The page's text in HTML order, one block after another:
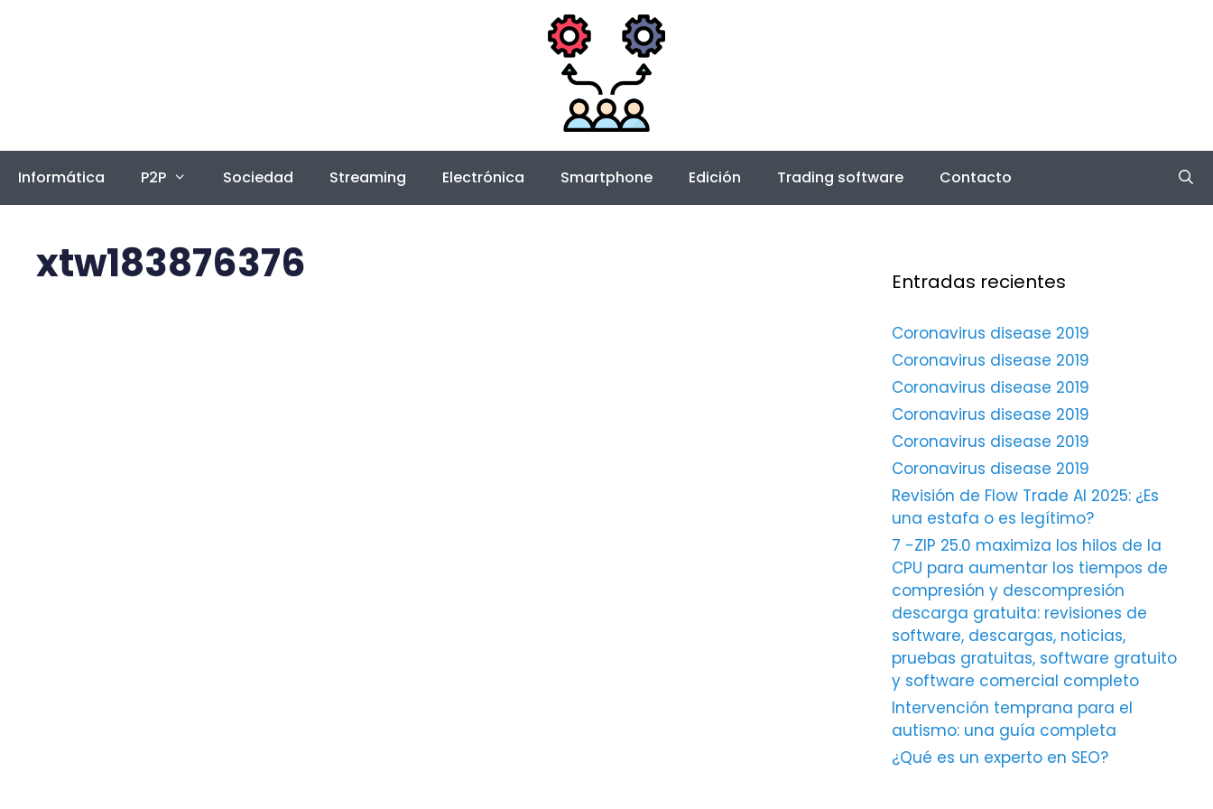
Informática P2P Sociedad Streaming Electrónica Smartphone Edición Trading software Contacto
xtw183876376 Entradas recientes
Coronavirus disease 2019
Coronavirus disease 2019
Coronavirus disease 2019
Coronavirus disease 2019
Coronavirus disease 2019
Coronavirus disease 2019
Revisión de Flow Trade AI 2025: ¿Es
una estafa o es legítimo?
7 -ZIP 25.0 maximiza los hilos de la
CPU para aumentar los tiempos de
compresión y descompresión
descarga gratuita: revisiones de
software, descargas, noticias,
pruebas gratuitas, software gratuito
y software comercial completo
Intervención temprana para el
autismo: una guía completa
¿Qué es un experto en SEO?